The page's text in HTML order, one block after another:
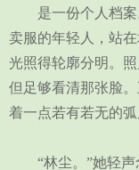
是一份个人档案
卖服的年轻人，站
光照得轮廓分明。
但足够看清那张脸
着一点若有若无的
“林尘。”她轻声